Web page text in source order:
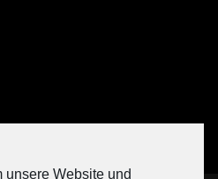
unsere Website und